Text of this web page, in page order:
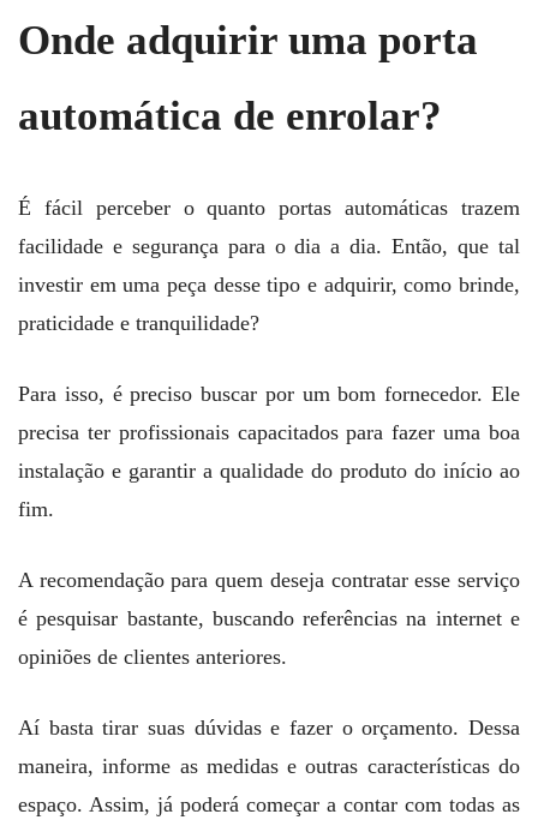
Onde adquirir uma porta
automática de enrolar?
É fácil perceber o quanto portas automáticas trazem
facilidade e segurança para o dia a dia. Então, que tal
investir em uma peça desse tipo e adquirir, como brinde,
praticidade e tranquilidade?
Para isso, é preciso buscar por um bom fornecedor. Ele
precisa ter profissionais capacitados para fazer uma boa
instalação e garantir a qualidade do produto do início ao
fim.
A recomendação para quem deseja contratar esse serviço
é pesquisar bastante, buscando referências na internet e
opiniões de clientes anteriores.
Aí basta tirar suas dúvidas e fazer o orçamento. Dessa
maneira, informe as medidas e outras características do
espaço. Assim, já poderá começar a contar com todas as